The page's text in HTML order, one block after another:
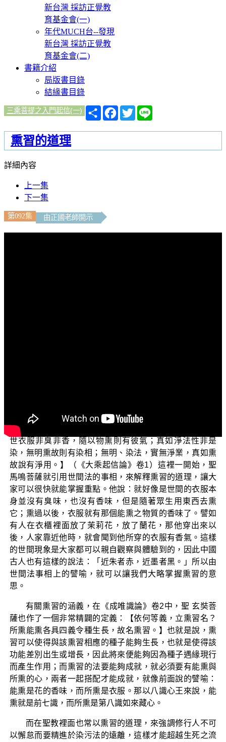
新台灣 採訪正覺教
育基金會(一)
年代MUCH台--發現
新台灣 採訪正覺教
育基金會(二)
書籍介紹
局版書目錄
結緣書目錄
三乘菩提之入門起信(一)
分
享
Facebook
Twitter
熏習的道理
詳細內容
上一集
下一集
第092集 由正國老師開示
世衣服非臭非香，隨以物熏則有彼氣；真如淨法性非是
染，無明熏故則有染相；無明、染法，實無淨業，真如熏
故說有淨用。】（《大乘起信論》卷1）這裡一開始，聖
馬鳴菩薩就引用世間法的事相，來解釋熏習的道理，讓大
家可以很快就能掌握重點。他說：就好像是世間的衣服本
身並沒有臭味，也沒有香味，但是隨著眾生用東西去熏
它；熏過以後，衣服就有那個能熏之物質的香味了。譬如
有人在衣櫃裡面放了茉莉花，放了蘭花，那他穿出來以
後，人家靠近他時，就會聞到他所穿的衣服有香氣。這樣
的世間現象是大家都可以親自觀察與體驗到的，因此中國
古人也有這樣的說法：「近朱者赤，近墨者黑。」所以由
世間法事相上的譬喻，就可以讓我們大略掌握熏習的意
思。
有關熏習的涵義，在《成唯識論》卷2中，聖 玄奘菩
薩也作了一個非常精闢的定義：【依何等義，立熏習名？
所熏能熏各具四義令種生長，故名熏習。】也就是說，熏
習可以使得與該熏習相應的種子能夠生長，也就是使得該
功能差別出生或增長，因此將來便能夠因為種子遇緣現行
而產生作用；而熏習的法要能夠成就，就必須要有能熏與
所熏的心，兩者一起搭配才能成就，就像前面說的譬喻：
能熏是花的香味，而所熏是衣服。那以八識心王來說，能
熏就是前七識，而所熏是第八識如來藏心。
而在聖教裡面也常以熏習的道理，來強調修行人不可
以懈怠而要精進於染污法的遠離，這樣才能超越生死之流